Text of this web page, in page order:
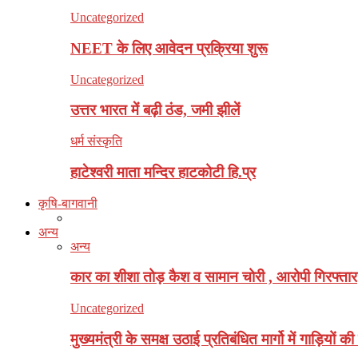
Uncategorized
NEET के लिए आवेदन प्रक्रिया शुरू
Uncategorized
उत्तर भारत में बढ़ी ठंड, जमी झीलें
धर्म संस्कृति
हाटेश्वरी माता मन्दिर हाटकोटी हि.प्र
कृषि-बागवानी
अन्य
अन्य
कार का शीशा तोड़ कैश व सामान चोरी , आरोपी गिरफ्तार
Uncategorized
मुख्यमंत्री के समक्ष उठाई प्रतिबंधित मार्गो में गाड़ियों